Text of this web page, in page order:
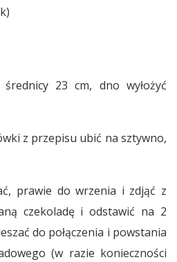
23 cm, dno wyłożyć
z przepisu ubić na sztywno,
prawie do wrzenia i zdjąć z
czekoladę i odstawić na 2
do połączenia i powstania
(w razie konieczności